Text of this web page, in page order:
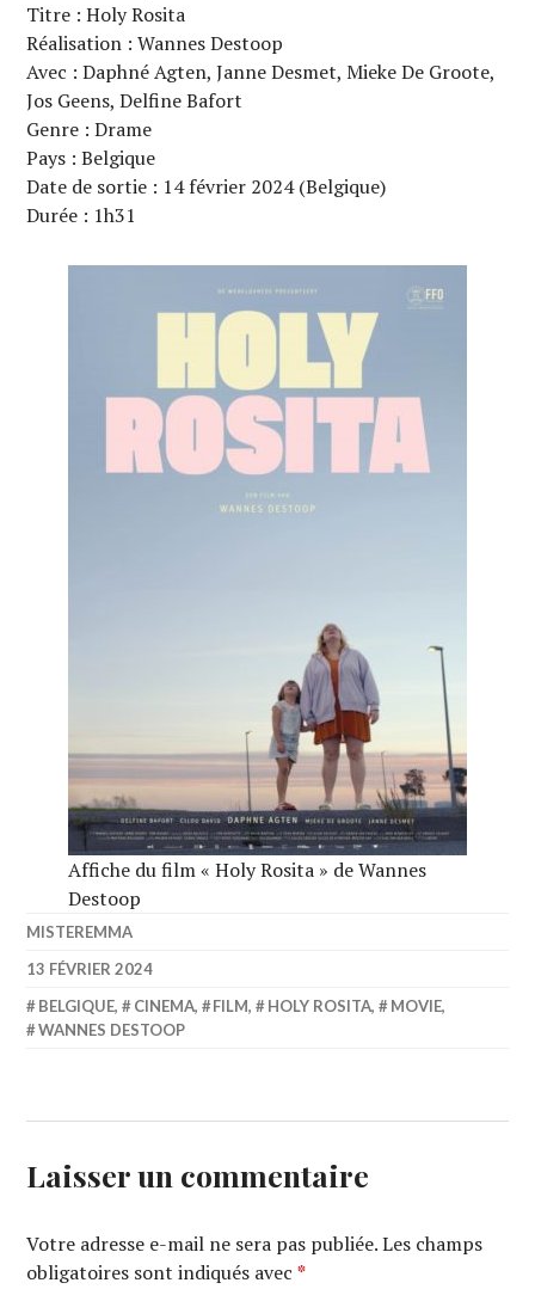
Titre : Holy Rosita
Réalisation : Wannes Destoop
Avec : Daphné Agten, Janne Desmet, Mieke De Groote,
Jos Geens, Delfine Bafort
Genre : Drame
Pays : Belgique
Date de sortie : 14 février 2024 (Belgique)
Durée : 1h31
Affiche du film « Holy Rosita » de Wannes
Destoop
MISTEREMMA
13 FÉVRIER 2024
BELGIQUE, CINEMA, FILM, HOLY ROSITA, MOVIE,
WANNES DESTOOP
Laisser un commentaire
Votre adresse e-mail ne sera pas publiée. Les champs
obligatoires sont indiqués avec*